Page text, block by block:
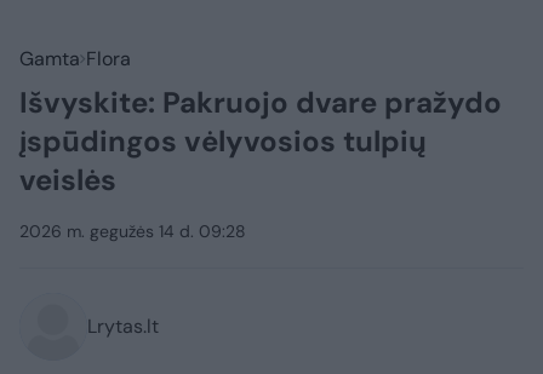
Gamta Flora
Išvyskite: Pakruojo dvare pražydo
įspūdingos vėlyvosios tulpių
veislės
2026 m. gegužės 14 d. 09:28
Lrytas.lt